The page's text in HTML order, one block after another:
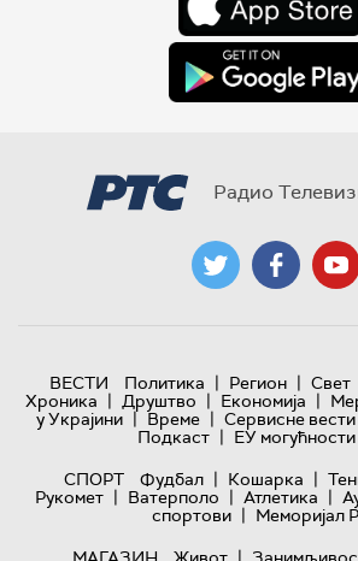
Радио
ВЕСТИ Политика | Регион | Свет
Хроника | Друштво | Економија |
у Украјини | Време | Сервисне вести
Подкаст | ЕУ
СПОРТ
Фудбал | Кошарка |
Рукомет | Ватерполо | Атлетика |
спортови | Меморијал